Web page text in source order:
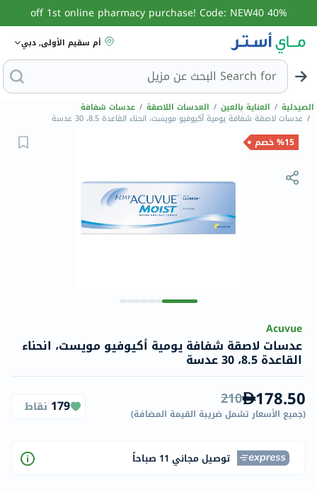
40% off 1st online pharmacy purchase! Code: NEW40
أم سقيم الأولى, دبي
Search for البحث عن مزيل عرق
الصيدلية / العناية بالعين / العدسات اللاصقة / عدسات شفافة
/ عدسات لاصقة شفافة يومية أكيوفيو مويست، انحناء القاعدة 8.5، 30 عدسة
%15 خصم
Acuvue
عدسات لاصقة شفافة يومية أكيوفيو مويست، انحناء
القاعدة 8.5، 30 عدسة
178.50
210
(جميع الأسعار تشمل ضريبة القيمة المضافة)
179 نقاط
توصيل مجاني 11 صباحاً